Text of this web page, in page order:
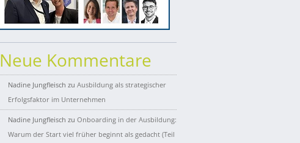
Neue Kommentare
Nadine Jungfleisch zu Ausbildung als strategischer
Erfolgsfaktor im Unternehmen
Nadine Jungfleisch zu Onboarding in der Ausbildung:
Warum der Start viel früher beginnt als gedacht (Teil